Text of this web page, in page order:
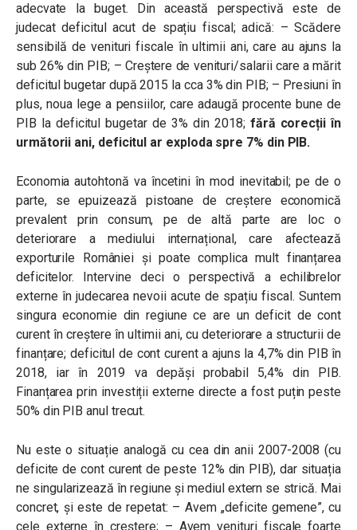
adecvate la buget. Din această perspectivă este de
judecat deficitul acut de spațiu fiscal; adică: – Scădere
sensibilă de venituri fiscale în ultimii ani, care au ajuns la
sub 26% din PIB; – Creștere de venituri/salarii care a mărit
deficitul bugetar după 2015 la cca 3% din PIB; – Presiuni în
plus, noua lege a pensiilor, care adaugă procente bune de
PIB la deficitul bugetar de 3% din 2018; fără corecții în
următorii ani, deficitul ar exploda spre 7% din PIB.
Economia autohtonă va încetini în mod inevitabil; pe de o
parte, se epuizează pistoane de creștere economică
prevalent prin consum, pe de altă parte are loc o
deteriorare a mediului internațional, care afectează
exporturile României și poate complica mult finanțarea
deficitelor. Intervine deci o perspectivă a echilibrelor
externe în judecarea nevoii acute de spațiu fiscal. Suntem
singura economie din regiune ce are un deficit de cont
curent în creștere în ultimii ani, cu deteriorare a structurii de
finanțare; deficitul de cont curent a ajuns la 4,7% din PIB în
2018, iar în 2019 va depăși probabil 5,4% din PIB.
Finanțarea prin investiții externe directe a fost puțin peste
50% din PIB anul trecut.
Nu este o situație analogă cu cea din anii 2007-2008 (cu
deficite de cont curent de peste 12% din PIB), dar situația
ne singularizează în regiune și mediul extern se strică. Mai
concret, și este de repetat: – Avem „deficite gemene”, cu
cele externe în creștere; – Avem venituri fiscale foarte